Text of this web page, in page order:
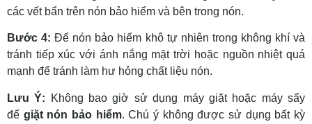
các vết bẩn trên nón bảo hiểm và bên trong nón.
Bước 4: Để nón bảo hiểm khô tự nhiên trong không khí và
tránh tiếp xúc với ánh nắng mặt trời hoặc nguồn nhiệt quá
mạnh để tránh làm hư hỏng chất liệu nón.
Lưu Ý: Không bao giờ sử dụng máy giặt hoặc máy sấy
để giặt nón bảo hiểm. Chú ý không được sử dụng bất kỳ